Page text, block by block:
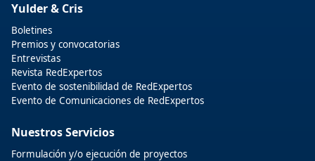
Yulder & Cris
Boletines
Premios y convocatorias
Entrevistas
Revista RedExpertos
Evento de sostenibilidad de RedExpertos
Evento de Comunicaciones de RedExpertos
Nuestros Servicios
Formulación y/o ejecución de proyectos